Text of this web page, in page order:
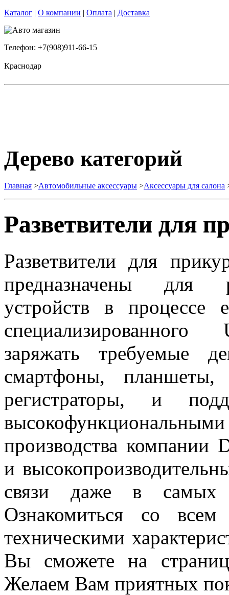
Каталог | О компании | Оплата | Доставка
Телефон: +7(908)911-66-15
Краснодар
Дерево категорий
Главная >Автомобильные аксессуары >Аксессуары для салона
Разветвители для
Разветвители для
предназначены для
устройств в процессе
специализированного
заряжать требуемые
смартфоны, планшеты,
регистраторы, и
производства компании
и
связи даже в самых
Ознакомиться со всем
техническими
Вы сможете на
Желаем Вам приятных